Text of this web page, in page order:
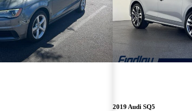
2019 Audi SQ5